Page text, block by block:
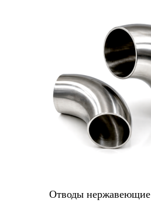
Отводы нержавеющие